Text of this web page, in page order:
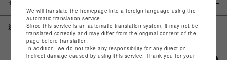
サイズ
注意事項
We will translate the homepage into a foreign language using the
automatic translation service.
Since this service is an automatic translation system, it may not be
translated correctly and may differ from the original content of the
page before translation.
In addition, we do not take any responsibility for any direct or
indirect damage caused by using this service. Thank you for your